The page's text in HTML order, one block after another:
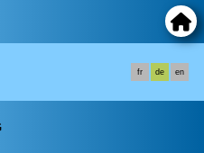
fr de en